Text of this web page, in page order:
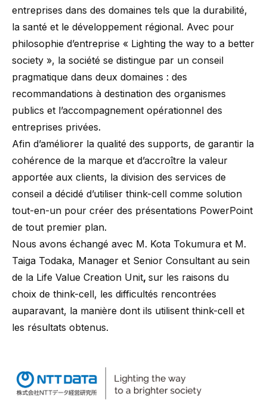
entreprises dans des domaines tels que la durabilité,
la santé et le développement régional. Avec pour
philosophie d’entreprise « Lighting the way to a better
society », la société se distingue par un conseil
pragmatique dans deux domaines : des
recommandations à destination des organismes
publics et l’accompagnement opérationnel des
entreprises privées.
Afin d’améliorer la qualité des supports, de garantir la
cohérence de la marque et d’accroître la valeur
apportée aux clients, la division des services de
conseil a décidé d’utiliser think-cell comme solution
tout-en-un pour créer des présentations PowerPoint
de tout premier plan.
Nous avons échangé avec M. Kota Tokumura et M.
Taiga Todaka, Manager et Senior Consultant au sein
de la Life Value Creation Unit, sur les raisons du
choix de think-cell, les difficultés rencontrées
auparavant, la manière dont ils utilisent think-cell et
les résultats obtenus.